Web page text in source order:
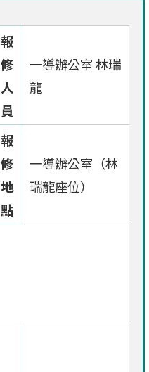
報
修
人
員
一導辦公室 林瑞
龍
報
修
地
點
一導辦公室（林
瑞龍座位）